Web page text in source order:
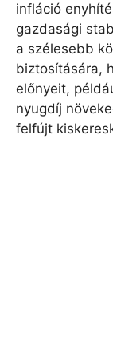
infláció
gazdasági
a szélesebb
biztosítására,
előnyeit,
nyugdíj
felfújt